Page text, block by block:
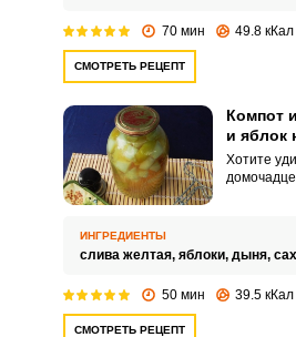
70 мин 49.8 кКал
СМОТРЕТЬ РЕЦЕПТ
Компот
и яблок
Хотите
Такой
друг
ИНГРЕДИЕНТЫ
слива желтая, яблоки, дыня,
50 мин 39.5 кКал
СМОТРЕТЬ РЕЦЕПТ